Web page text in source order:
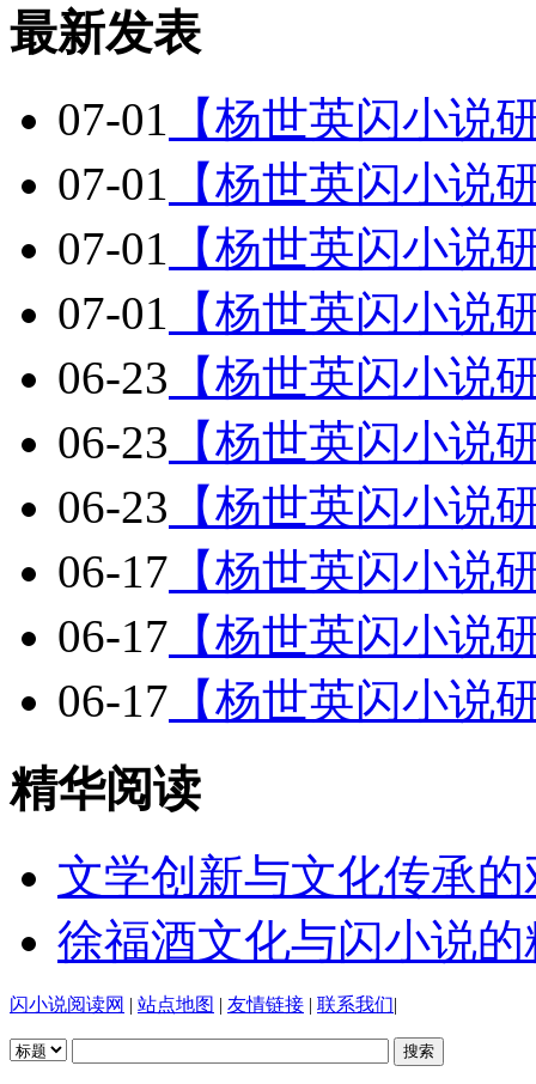
最新发表
07-01 【杨世英闪小说
07-01 【杨世英闪小说
07-01 【杨世英闪小说
07-01 【杨世英闪小说
06-23 【杨世英闪小说
06-23 【杨世英闪小说
06-23 【杨世英闪小说
06-17 【杨世英闪小说
06-17 【杨世英闪小说
06-17 【杨世英闪小说
精华阅读
文学创新与文化传承
徐福酒文化与闪小说
闪小说阅读网 | 站点地图 | 友情链接 | 联系我们|